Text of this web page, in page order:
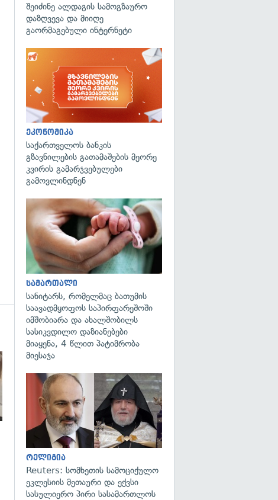
შეიძინე ალდაგის სამოგზაურო
დაზღვევა და მიიღე
გაორმაგებული ინტერნეტი
ეკონომიკა
საქართველოს ბანკის
გზავნილების გათამაშების მეორე
კვირის გამარჯვებულები
გამოვლინდნენ
სამართალი
სანიტარს, რომელმაც ბათუმის
საავადმყოფოს საპირფარეშოში
იმშობიარა და ახალშობილს
სასიკვდილო დაზიანებები
მიაყენა, 4 წლით პატიმრობა
მიესაჯა
რელიგია
Reuters: სომხეთის სამოციქულო
ეკლესიის მეთაური და ექვსი
სასულიერო პირი სასამართლოს